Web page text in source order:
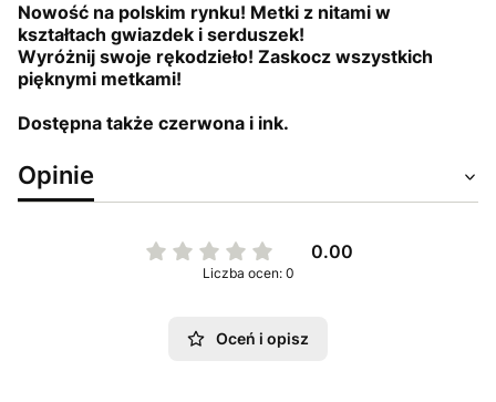
Nowość na polskim rynku! Metki z nitami w
kształtach gwiazdek i serduszek!
Wyróżnij swoje rękodzieło! Zaskocz wszystkich
pięknymi metkami!
Dostępna także czerwona i ink.
Opinie
0.00
Liczba ocen: 0
Oceń i opisz